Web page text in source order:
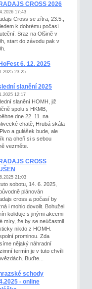
CROSS 2026
17:43
Cross se zítra, 23.5.,
k dobrému počasí
Sraz na Olšině v
start do závodu pak v
6. 12. 2025
23:25
slanění 2025
12:17
slanění HOMH, již
spolu s HKMB,
dne 22. 11. na
chatě, Hrubá skála
a gulášek bude, ale
na oheň si s sebou
vezměte.
CROSS
21:03
sobotu, 14. 6. 2025,
plánován
cross a počasí by
i mohlo dovolit. Bohužel
koliduje s jinými akcemi
míry, že by se neúčastnil
nikdo z HOMH.
prominou. Zda
nějaký náhradní
termín je v tuto chvíli
Buďte...
schody
- online